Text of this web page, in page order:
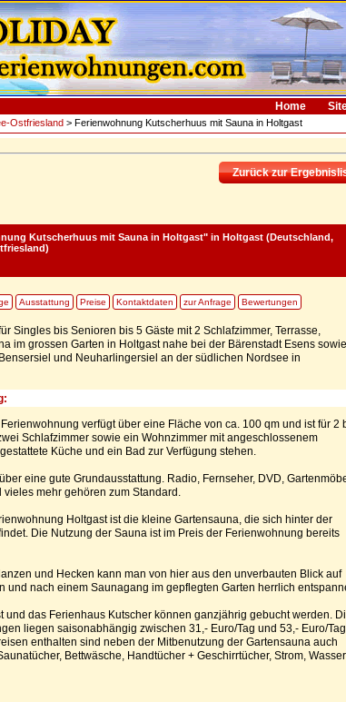
Home
Ostfriesland> Ferienwohnung Kutscherhuus mit Sauna in Holtgast
Zurück zur
Kutscherhuus mit Sauna in Holtgast"in Holtgast (Deutschland,
Ausstattung Preise Kontaktdaten zur Anfrage Bewertungen
Singles bis Senioren bis 5 Gäste mit 2 Schlafzimmer, Terrasse,
im grossen Garten in Holtgast nahe bei der Bärenstadt Esens
und Neuharlingersiel an der südlichen Nordsee in
verfügt über eine Fläche von ca. 100 qm und ist für 2
Schlafzimmer sowie ein Wohnzimmer mit angeschlossenem
Küche und ein Bad zur Verfügung stehen.
eine gute Grundausstattung. Radio, Fernseher, DVD,
mehr gehören zum Standard.
Holtgast ist die kleine Gartensauna, die sich hinter der
Die Nutzung der Sauna ist im Preis der Ferienwohnung bereits
und Hecken kann man von hier aus den unverbauten Blick auf
und nach einem Saunagang im gepflegten Garten herrlich
und das Ferienhaus Kutscher können ganzjährig gebucht werden.
liegen saisonabhängig zwischen 31,- Euro/Tag und 53,- Euro/Tag
enthalten sind neben der Mitbenutzung der Gartensauna auch
Bettwäsche, Handtücher + Geschirrtücher, Strom,